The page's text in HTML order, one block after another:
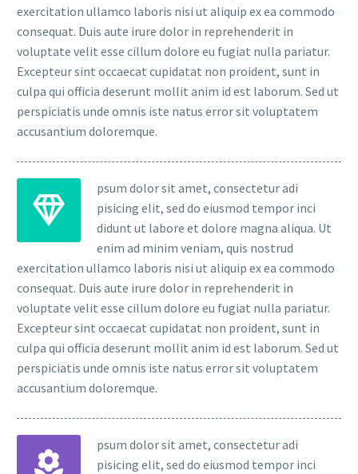
exercitation ullamco laboris nisi ut aliquip ex ea commodo
consequat. Duis aute irure dolor in reprehenderit in
voluptate velit esse cillum dolore eu fugiat nulla pariatur.
Excepteur sint occaecat cupidatat non proident, sunt in
culpa qui officia deserunt mollit anim id est laborum. Sed ut
perspiciatis unde omnis iste natus error sit voluptatem
accusantium doloremque.
psum dolor sit amet, consectetur adi
pisicing elit, sed do eiusmod tempor inci
didunt ut labore et dolore magna aliqua. Ut
enim ad minim veniam, quis nostrud
exercitation ullamco laboris nisi ut aliquip ex ea commodo
consequat. Duis aute irure dolor in reprehenderit in
voluptate velit esse cillum dolore eu fugiat nulla pariatur.
Excepteur sint occaecat cupidatat non proident, sunt in
culpa qui officia deserunt mollit anim id est laborum. Sed ut
perspiciatis unde omnis iste natus error sit voluptatem
accusantium doloremque.
psum dolor sit amet, consectetur adi
pisicing elit, sed do eiusmod tempor inci